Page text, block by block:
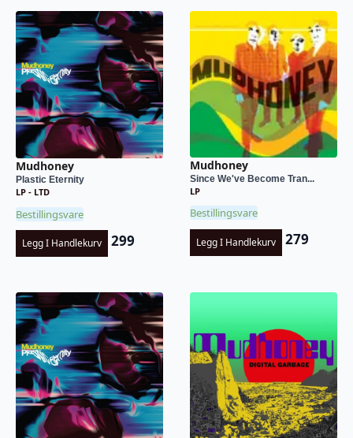
Mudhoney
Plastic Eternity
LP - LTD
Bestillingsvare
Legg I Handlekurv 299
Mudhoney
Since We've Become Tran...
LP
Bestillingsvare
Legg I Handlekurv 279